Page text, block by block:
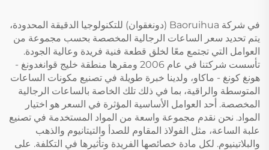
في شركة Baoruihua (دونغقوان) للتكنولوجيا الدقيقة المحدودة،
يتم تحديد سعر الساعات الرجالية المخصصة بحسب مجموعة من
العوامل التي تجتمع معًا لخلق قطعة فنية فريدة وعالية الجودة.
تأسست شركتنا في عام 2006 ومقرها منطقة خليج قوانغدونغ -
هونغ كونغ - ماكاو، ولدينا خبرة طويلة في تصنيع مكونات الساعات
المتوسطة والراقية، بما في ذلك تلك الخاصة بالساعات الرجالية
المخصصة. أحد العوامل الأساسية المؤثرة في السعر هو اختيار
المواد. نحن نقدم مجموعة واسعة من المواد المستخدمة في تصنيع
علبة الساعة، مثل الفولاذ المقاوم للصدأ والتيتانيوم والذهب
والبلاتينيوم. لكل مادة خصائصها الفريدة وتأثيرها في التكلفة. على